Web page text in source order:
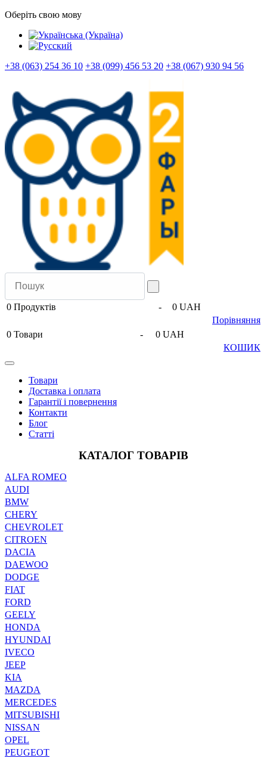
Оберіть свою мову
+38 (063) 254 36 10 +38 (099) 456 53 20 +38 (067) 930 94 56
0 Продуктів -
0 UAH
Порівняння
0 Товари -
0 UAH
КОШИК
Товари
Доставка і оплата
Гарантії і повернення
Контакти
Блог
Статті
КАТАЛОГ ТОВАРІВ
ALFA ROMEO
AUDI
BMW
CHERY
CHEVROLET
CITROEN
DACIA
DAEWOO
DODGE
FIAT
FORD
GEELY
HONDA
HYUNDAI
IVECO
JEEP
KIA
MAZDA
MERCEDES
MITSUBISHI
NISSAN
OPEL
PEUGEOT